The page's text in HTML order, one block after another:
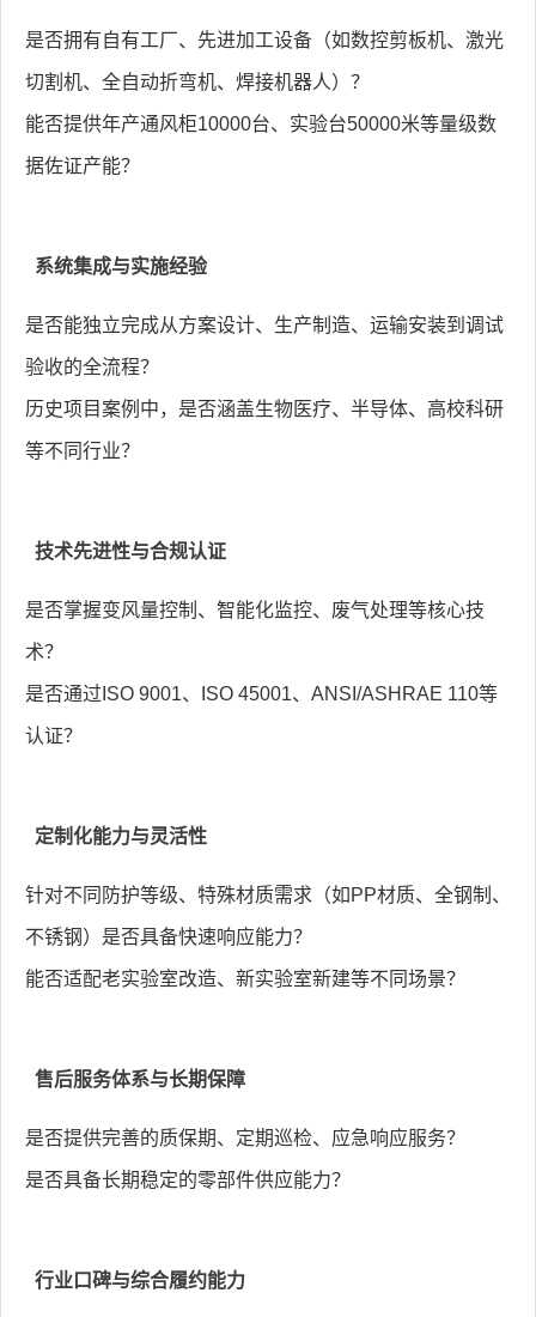
是否拥有自有工厂、先进加工设备（如数控剪板机、激光
切割机、全自动折弯机、焊接机器人）？
能否提供年产通风柜10000台、实验台50000米等量级数
据佐证产能？
系统集成与实施经验
是否能独立完成从方案设计、生产制造、运输安装到调试
验收的全流程？
历史项目案例中，是否涵盖生物医疗、半导体、高校科研
等不同行业？
技术先进性与合规认证
是否掌握变风量控制、智能化监控、废气处理等核心技
术？
是否通过ISO 9001、ISO 45001、ANSI/ASHRAE 110等
认证？
定制化能力与灵活性
针对不同防护等级、特殊材质需求（如PP材质、全钢制、
不锈钢）是否具备快速响应能力？
能否适配老实验室改造、新实验室新建等不同场景？
售后服务体系与长期保障
是否提供完善的质保期、定期巡检、应急响应服务？
是否具备长期稳定的零部件供应能力？
行业口碑与综合履约能力